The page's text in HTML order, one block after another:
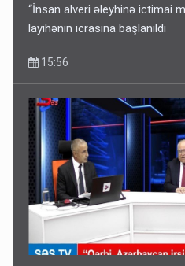
“İnsan alveri əleyhinə ictimai
layihənin icrasına başlanıldı
15:56